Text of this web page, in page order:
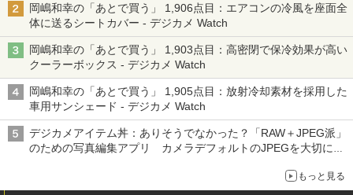
岡嶋和幸の「あとで買う」 1,906点目：エアコンの冷風を座面全
体に送るシートカバー - デジカメ Watch
岡嶋和幸の「あとで買う」 1,903点目：高密閉で保冷効果が高い
クーラーボックス - デジカメ Watch
岡嶋和幸の「あとで買う」 1,905点目：放射冷却素材を採用した
車用サンシェード - デジカメ Watch
デジカメアイテム丼：ありそうでなかった？「RAW＋JPEG派」
のための写真編集アプリ カメラデフォルトのJPEGを大切にす
もっと見る